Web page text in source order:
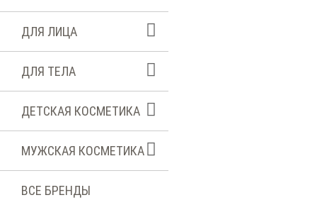
ДЛЯ ЛИЦА
ДЛЯ ТЕЛА
ДЕТСКАЯ КОСМЕТИКА
МУЖСКАЯ КОСМЕТИКА
ВСЕ БРЕНДЫ